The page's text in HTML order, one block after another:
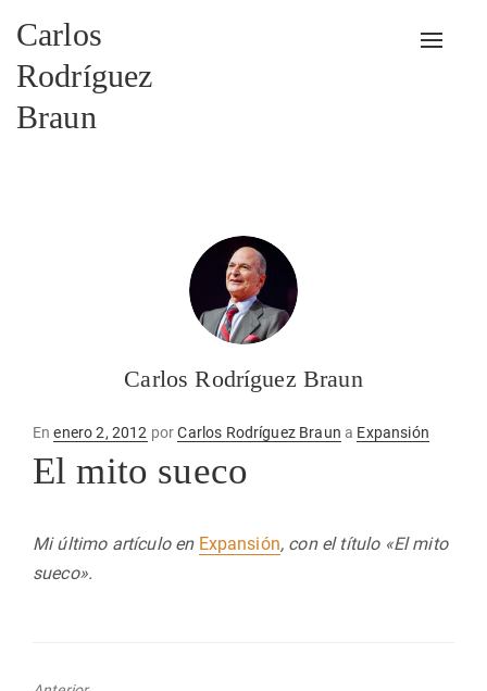
Carlos
Rodríguez
Braun
Carlos Rodríguez Braun
EnPublicado
en
enero 2, 2012 porCarlos Rodríguez Braun a Expansión
El mito sueco
Mi último artículo en Expansión, con el título «El mito
sueco».